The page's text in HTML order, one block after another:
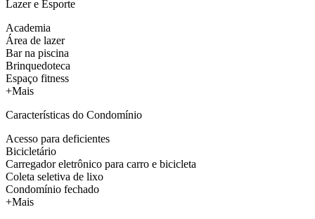
Lazer e Esporte
Academia
Área de lazer
Bar na piscina
Brinquedoteca
Espaço fitness
+Mais
Características do Condomínio
Acesso para deficientes
Bicicletário
Carregador eletrônico para carro e bicicleta
Coleta seletiva de lixo
Condomínio fechado
+Mais